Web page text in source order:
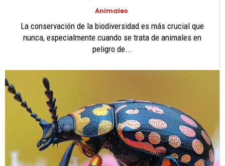
Animales
La conservación de la biodiversidad es más crucial que
nunca, especialmente cuando se trata de animales en
peligro de...